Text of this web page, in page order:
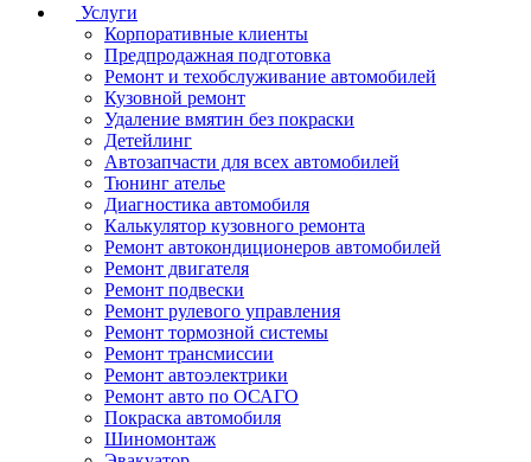
Услуги
Корпоративные клиенты
Предпродажная подготовка
Ремонт и техобслуживание автомобилей
Кузовной ремонт
Удаление вмятин без покраски
Детейлинг
Автозапчасти для всех автомобилей
Тюнинг ателье
Диагностика автомобиля
Калькулятор кузовного ремонта
Ремонт автокондиционеров автомобилей
Ремонт двигателя
Ремонт подвески
Ремонт рулевого управления
Ремонт тормозной системы
Ремонт трансмиссии
Ремонт автоэлектрики
Ремонт авто по ОСАГО
Покраска автомобиля
Шиномонтаж